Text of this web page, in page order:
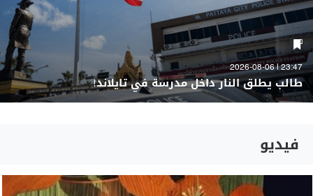
23:47 | 2026-08-06
طالب يطلق النار داخل مدرسة في تايلاند!
فيديو